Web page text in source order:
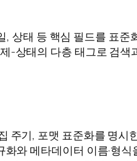
상태 등 핵심 필드를 표준
-상태의 다층 태그로 검색
주기, 포맷 표준화를 명시
와 메타데이터 이름·형